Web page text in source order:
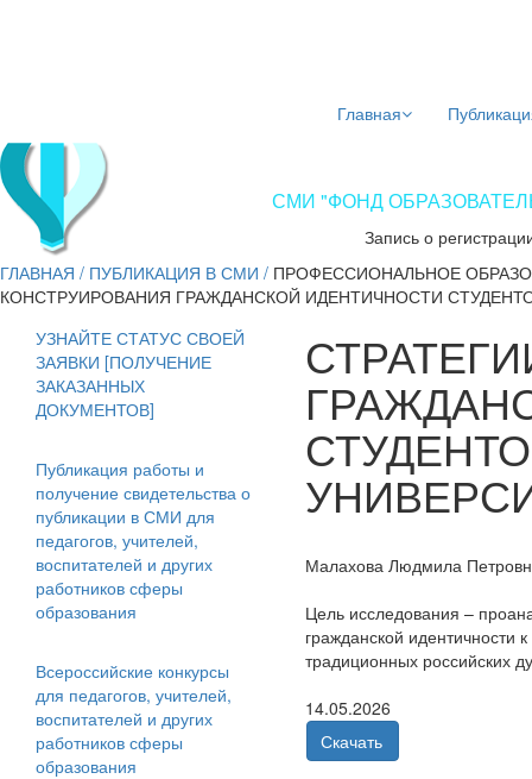
Главная
СМИ "ФОНД
Запись о
ГЛАВНАЯ / ПУБЛИКАЦИЯ В СМИ / ПРОФЕССИОНАЛЬНОЕ
КОНСТРУИРОВАНИЯ ГРАЖДАНСКОЙ ИДЕНТИЧНОСТИ
УЗНАЙТЕ СТАТУС СВОЕЙ
ЗАЯВКИ [ПОЛУЧЕНИЕ
ЗАКАЗАННЫХ
ДОКУМЕНТОВ]
Публикация работы и
получение свидетельства о
публикации в СМИ для
педагогов, учителей,
воспитателей и других
работников сферы
образования
Всероссийские конкурсы
для педагогов, учителей,
воспитателей и других
работников сферы
образования
Малахова Людмила
Цель исследования –
гражданской идентичности
традиционных российских
14.05.2026
Скачать